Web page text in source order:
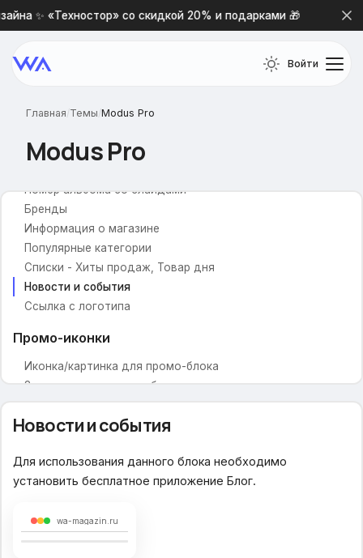
✨ «Техностор» со скидкой 20% и подарками 🎁
Войти
Главная/Темы/Modus Pro
Modus Pro
Как добавить свой шрифт?
В избранное
Живой поиск
Главная страница
Номер альбома со слайдами
Бренды
Информация о магазине
Популярные категории
Списки - Хиты продаж, Товар дня
Новости и события
Ссылка с логотипа
Промо-иконки
Иконка/картинка для промо-блока
Заголовок для промо-блока
Ссылка для промо-блока
Отображение подкатегорий
Вид подкатегорий
Разное
Новости и события
Для использования данного блока необходимо
установить бесплатное приложение Блог.
wa-magazin.ru